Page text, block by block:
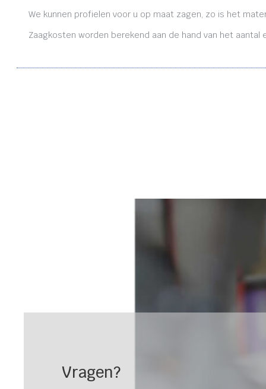
We kunnen profielen voor u op maat zagen, zo is het
Zaagkosten worden berekend aan de hand van het
Vragen?